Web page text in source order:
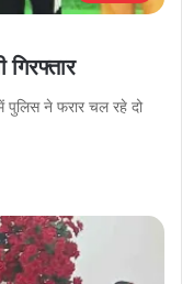
पुलिस ने फरार चल रहे दो